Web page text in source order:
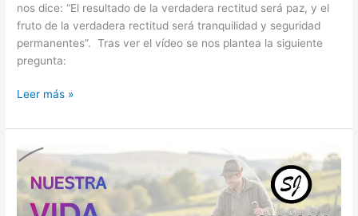
nos dice: “El resultado de la verdadera rectitud será paz, y el
fruto de la verdadera rectitud será tranquilidad y seguridad
permanentes”. Tras ver el vídeo se nos plantea la siguiente
pregunta:
NUESTRA
CRISTIANA
DE
LA
SEMANA
DEL
Leer más »